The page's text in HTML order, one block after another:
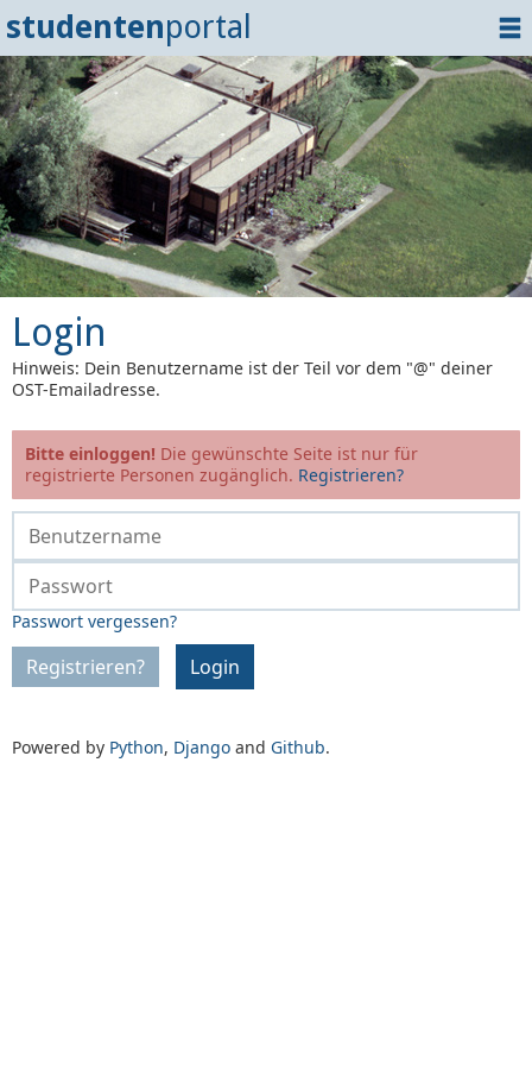
studentenportal
Home
Dokumente
Events
? Tipps
Login
Login
Hinweis: Dein Benutzername ist der Teil vor dem "@" deiner
OST-Emailadresse.
Bitte einloggen! Die gewünschte Seite ist nur für
registrierte Personen zugänglich. Registrieren?
Passwort vergessen?
Registrieren? Login
Powered by Python, Django and Github.